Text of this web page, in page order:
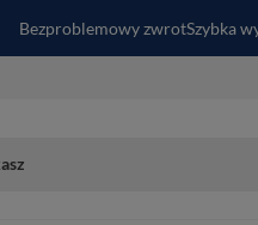
Bezproblemowy zwrotSzybka